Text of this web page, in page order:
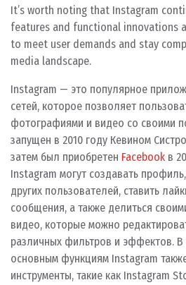
It’s worth noting that Instagram
features and functional innovations
to meet user demands and stay
media landscape.
Instagram — это популярное
сетей, которое позволяет
фотографиями и видео со своими
запущен в 2010 году Кевином
затем был приобретен Facebook в
Instagram могут создавать
других пользователей, ставить
сообщения, а также делиться
видео, которые можно
различных фильтров и эффектов.
основным функциям Instagram
инструменты, такие как Instagram